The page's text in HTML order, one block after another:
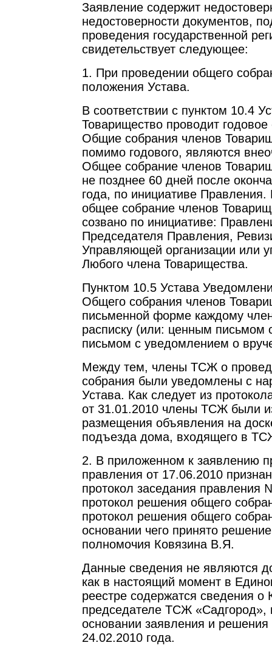
Заявление содержит
недостоверности документов,
проведения государственной
свидетельствует следующее:
1. При проведении общего
положения Устава.
В соответствии с пунктом 10.4
Товарищество проводит
Общие собрания членов
помимо годового, являются
Общее собрание членов
не позднее 60 дней после
года, по инициативе Правления.
общее собрание членов
созвано по инициативе:
Председателя Правления,
Управляющей организации или
Любого члена Товарищества.
Пунктом 10.5 Устава
Общего собрания членов
письменной форме каждому
расписку (или: ценным письмом
письмом с уведомлением о
Между тем, члены ТСЖ о
собрания были уведомлены с
Устава. Как следует из
от 31.01.2010 члены ТСЖ были
размещения объявления на
подъезда дома, входящего в
2. В приложенном к заявлению
правления от 17.06.2010
протокол заседания правления
протокол решения общего
протокол решения общего
основании чего принято
полномочия Ковязина В.Я.
Данные сведения не являются
как в настоящий момент в
реестре содержатся сведения о
председателе ТСЖ «Садгород»,
основании заявления и решения
24.02.2010 года.